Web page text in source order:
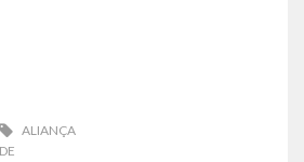
ALIANÇA
DE